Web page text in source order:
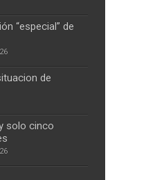
“especial” de
de
solo cinco